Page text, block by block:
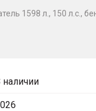
1598 л., 150 л.с.,
наличии